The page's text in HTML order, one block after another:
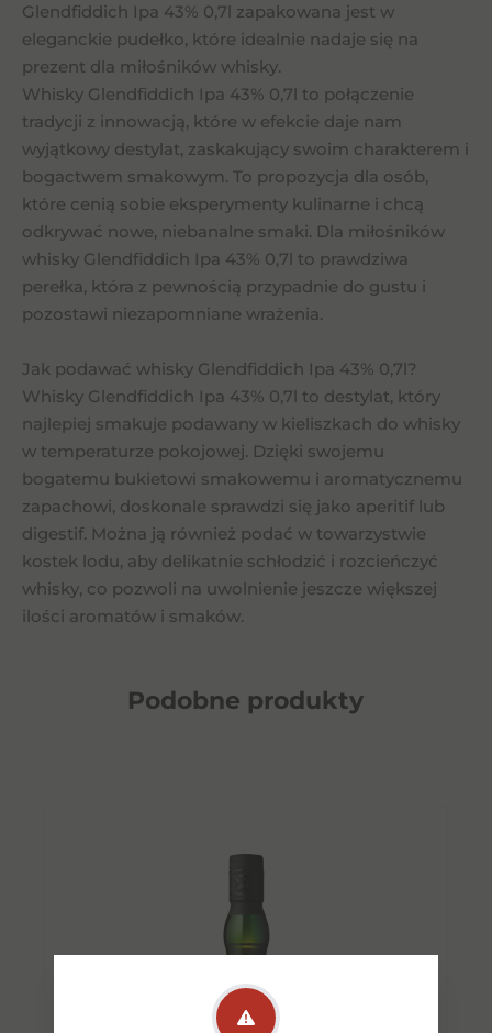
Glendfiddich Ipa 43% 0,7l zapakowana jest w
eleganckie pudełko, które idealnie nadaje się na
prezent dla miłośników whisky.
Whisky Glendfiddich Ipa 43% 0,7l to połączenie
tradycji z innowacją, które w efekcie daje nam
wyjątkowy destylat, zaskakujący swoim charakterem i
bogactwem smakowym. To propozycja dla osób,
które cenią sobie eksperymenty kulinarne i chcą
odkrywać nowe, niebanalne smaki. Dla miłośników
whisky Glendfiddich Ipa 43% 0,7l to prawdziwa
perełka, która z pewnością przypadnie do gustu i
pozostawi niezapomniane wrażenia.
Jak podawać whisky Glendfiddich Ipa 43% 0,7l?
Whisky Glendfiddich Ipa 43% 0,7l to destylat, który
najlepiej smakuje podawany w kieliszkach do whisky
w temperaturze pokojowej. Dzięki swojemu
bogatemu bukietowi smakowemu i aromatycznemu
zapachowi, doskonale sprawdzi się jako aperitif lub
digestif. Można ją również podać w towarzystwie
kostek lodu, aby delikatnie schłodzić i rozcieńczyć
whisky, co pozwoli na uwolnienie jeszcze większej
ilości aromatów i smaków.
Podobne produkty